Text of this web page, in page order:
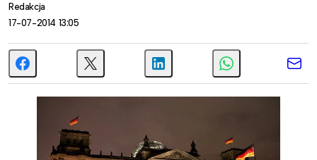
Redakcja
17-07-2014 13:05